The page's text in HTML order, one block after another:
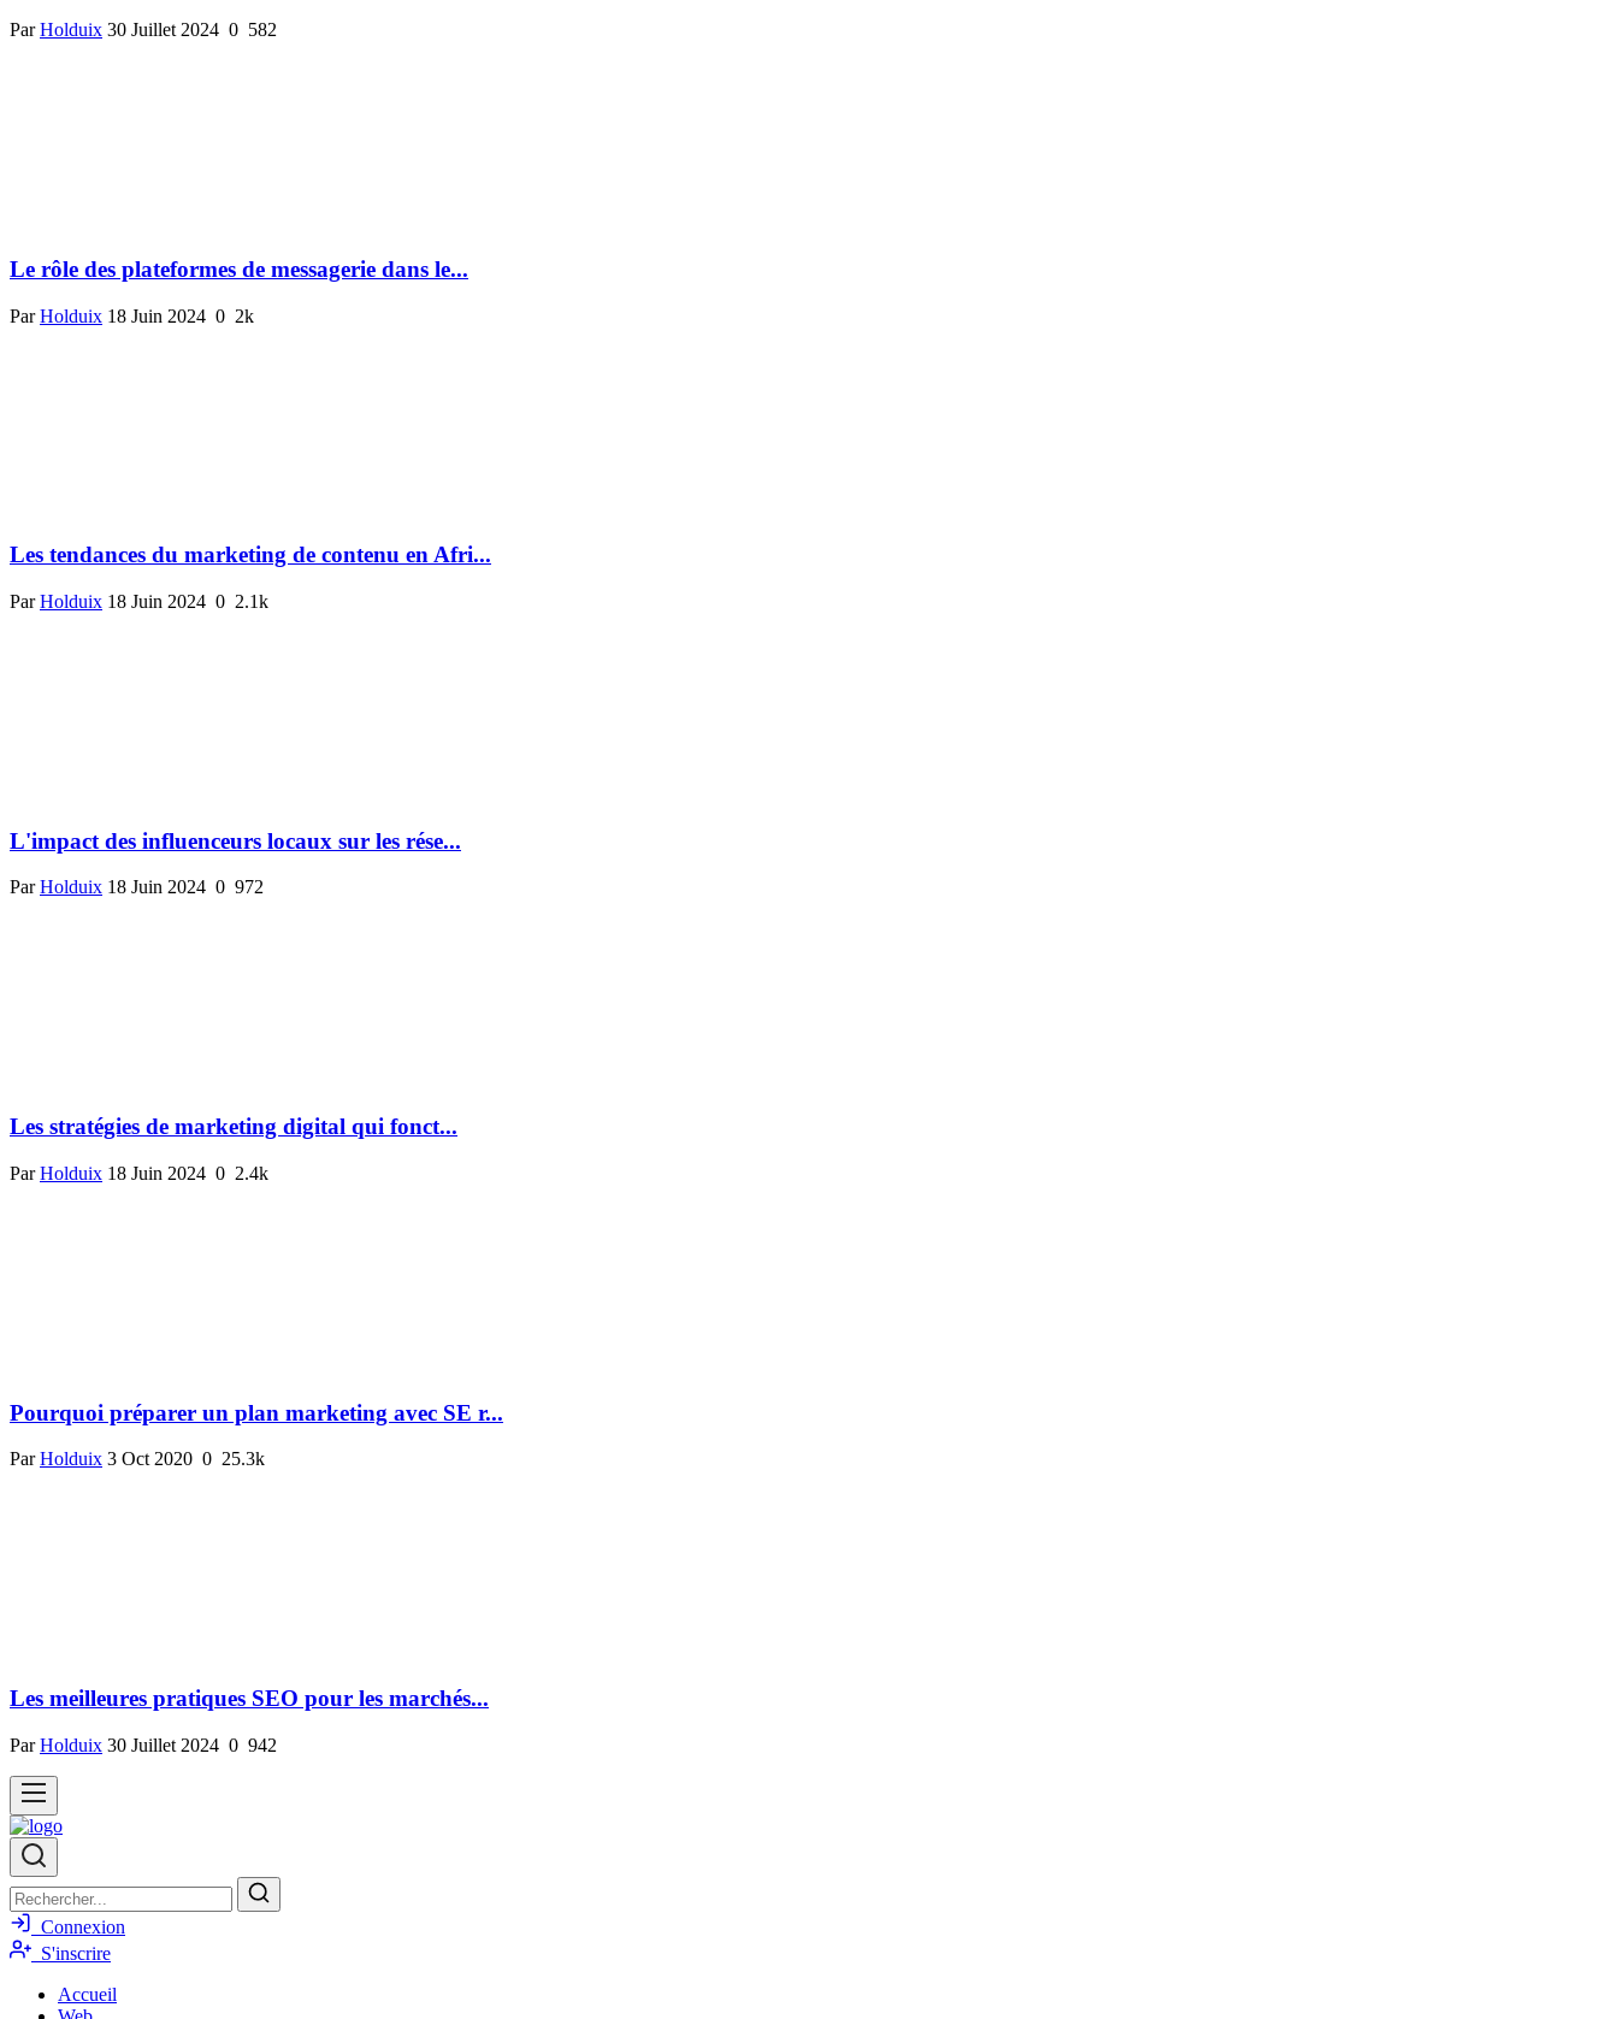
ParHolduix 30 Juillet 2024 0 582
Le rôle des plateformes de messagerie dans le...
ParHolduix 18 Juin 2024 0 2k
Les tendances du marketing de contenu en Afri...
ParHolduix 18 Juin 2024 0 2.1k
L'impact des influenceurs locaux sur les rése...
ParHolduix 18 Juin 2024 0 972
Les stratégies de marketing digital qui fonct...
ParHolduix 18 Juin 2024 0 2.4k
Pourquoi préparer un plan marketing avec SE r...
ParHolduix 3 Oct 2020 0 25.3k
Les meilleures pratiques SEO pour les marchés...
ParHolduix 30 Juillet 2024 0 942
Connexion
S'inscrire
Accueil